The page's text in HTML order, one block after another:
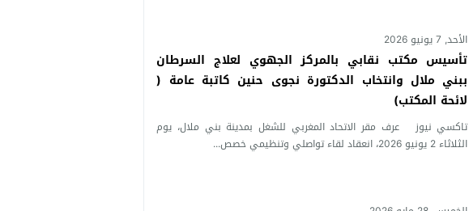
الأحد, 7 يونيو 2026
تأسيس مكتب نقابي بالمركز الجهوي لعلاج السرطان
ببني ملال وانتخاب الدكتورة نجوى حنين كاتبة عامة (
لائحة المكتب)
تاكسي نيوز عرف مقر الاتحاد المغربي للشغل بمدينة بني ملال، يوم
الثلاثاء 2 يونيو 2026، انعقاد لقاء تواصلي وتنظيمي خصص...